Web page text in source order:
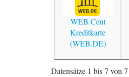
WEB.Cent
Kreditkarte
(WEB.DE)
Datensätze 1 bis 7 von